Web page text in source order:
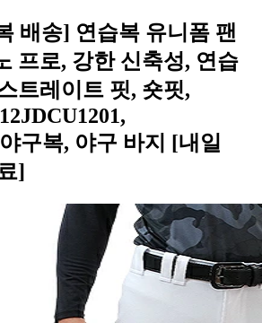
배송] 연습복 유니폼 팬
프로, 강한 신축성, 연습
트레이트 핏, 숏핏,
구복, 야구 바지 [내일
]